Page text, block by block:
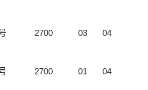
19号 2700 03 04
18号 2700 01 04